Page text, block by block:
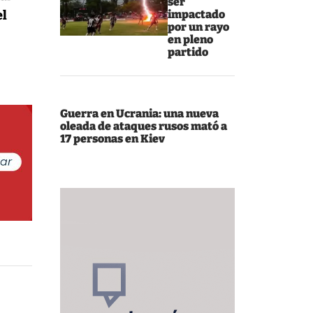
impactado
por un rayo
en pleno
partido
Guerra en Ucrania: una nueva
oleada de ataques rusos mató a
17 personas en Kiev